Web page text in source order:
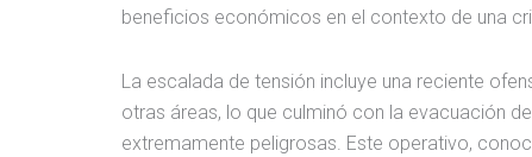
beneficios económicos en el contexto de una
La escalada de tensión incluye una reciente
otras áreas, lo que culminó con la evacuación
extremamente peligrosas. Este operativo,